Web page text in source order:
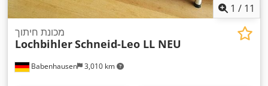
1 / 11
Babenhausen 3,010 km
מכונת חיתוך
LochbihlerSchneid-Leo LL NEU